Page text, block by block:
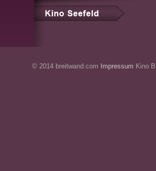
© 2014 breitwand.com Impressum Kino